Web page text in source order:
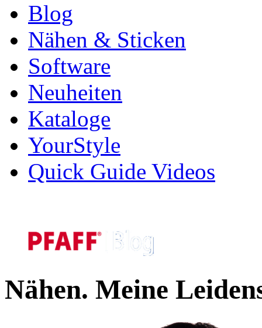
Blog
Nähen & Sticken
Software
Neuheiten
Kataloge
YourStyle
Quick Guide Videos
Nähen. Meine